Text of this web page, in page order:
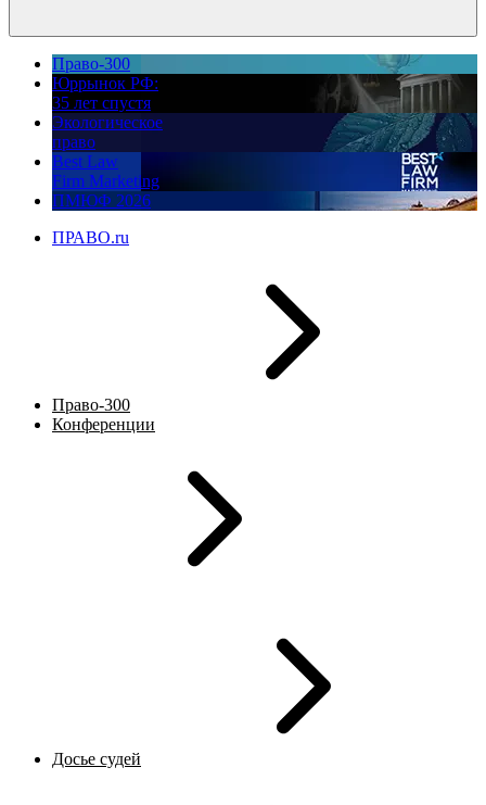
Право-300
Юррынок РФ:
35 лет спустя
Экологическое
право
Best Law
Firm Marketing
ПМЮФ 2026
ПРАВО.ru
Право-300
Конференции
Досье судей